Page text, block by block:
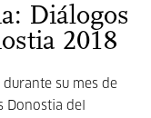
Diálogos
2018
su mes de
Donostia del